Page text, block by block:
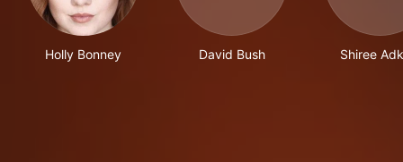
Holly Bonney David Bush Shiree